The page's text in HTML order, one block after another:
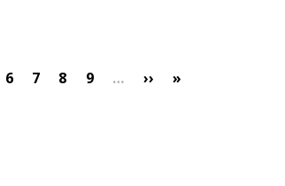
Orria
6 Orria
7 Orria
8 Orria
9 … Next page
›› Last page
»